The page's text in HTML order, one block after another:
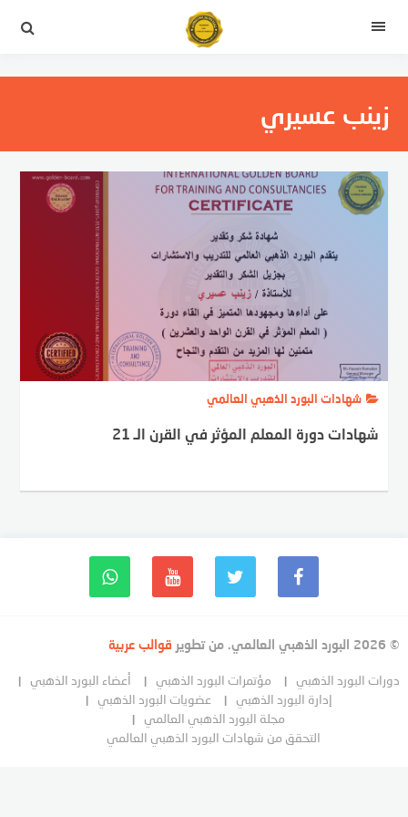
زينب عسيري
شهادات البورد الذهبي العالمي
شهادات دورة المعلم المؤثر في القرن الـ 21
© 2026 البورد الذهبي العالمي. من تطوير قوالب عربية
دورات البورد الذهبي مؤتمرات البورد الذهبي
أعضاء البورد الذهبي
إدارة البورد الذهبي
عضويات البورد الذهبي
مجلة البورد الذهبي العالمي
التحقق من شهادات البورد الذهبي العالمي